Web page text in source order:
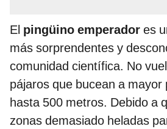
El pingüino emperador es
más sorprendentes y
comunidad científica. No
pájaros que bucean a mayor
hasta 500 metros. Debido a
zonas demasiado heladas